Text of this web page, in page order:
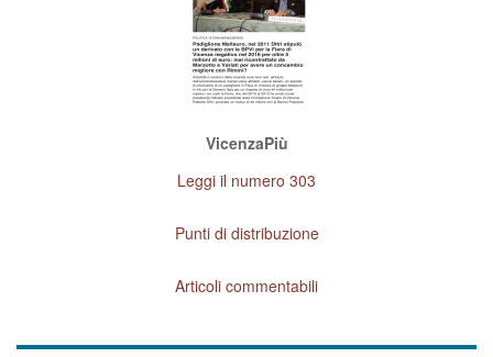
VicenzaPiù
Leggi il numero 303
Punti di distribuzione
Articoli commentabili